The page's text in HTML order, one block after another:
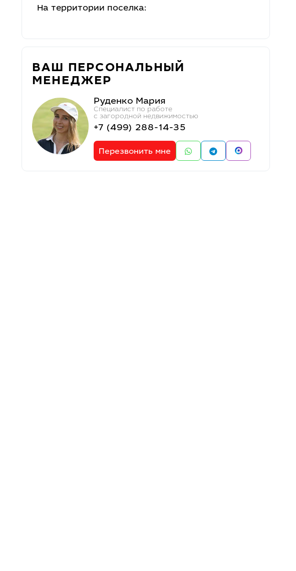
На территории поселка:
ВАШ ПЕРСОНАЛЬНЫЙ
МЕНЕДЖЕР
Руденко Мария
Специалист по работе
с загородной недвижимостью
+7 (499) 288-14-35
Перезвонить мне